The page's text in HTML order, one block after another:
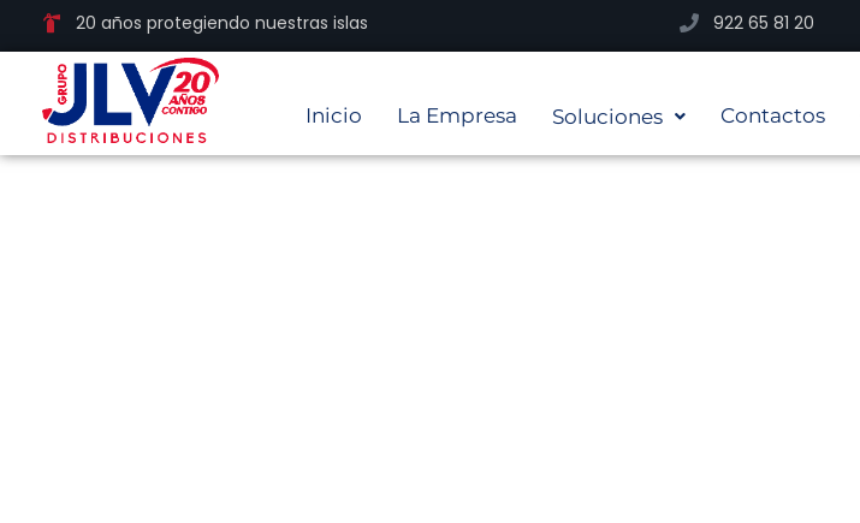
20 años protegiendo nuestras islas 922 65 81 20
Inicio La Empresa Soluciones Contactos